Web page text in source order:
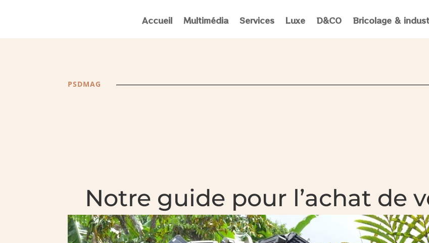
Accueil Multimédia Services Luxe D&CO Bricolage &
PSDMAG
Notre guide pour l’achat de